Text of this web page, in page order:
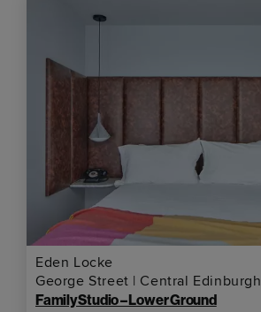
Eden Locke
George Street | Central Edinburgh
Family Studio – Lower Ground